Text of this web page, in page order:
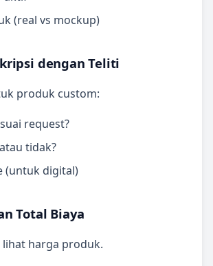
(real vs mockup)
dengan Teliti
produk custom:
request?
tidak?
(untuk digital)
Total Biaya
lihat harga produk.